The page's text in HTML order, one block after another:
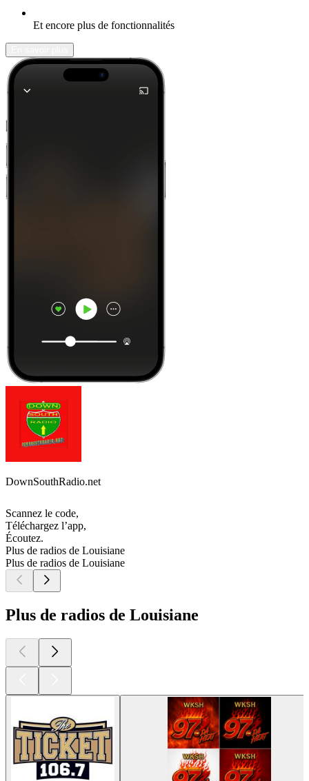
Et encore plus de fonctionnalités
DownSouthRadio.net
Scannez le code,
Téléchargez l’app,
Écoutez.
Plus de radios de Louisiane
Plus de radios de Louisiane
Plus de radios de Louisiane